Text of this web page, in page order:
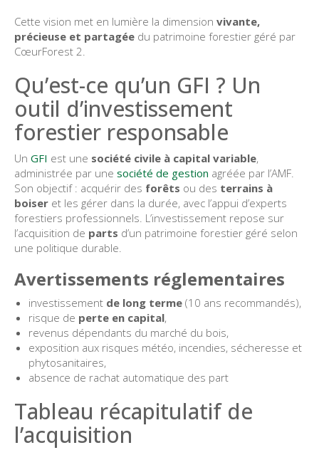
Cette vision met en lumière la dimension vivante,
précieuse et partagée du patrimoine forestier géré par
CœurForest 2.
Qu’est-ce qu’un GFI ? Un
outil d’investissement
forestier responsable
Un GFI est une société civile à capital variable,
administrée par une société de gestion agréée par l’AMF.
Son objectif : acquérir des forêts ou des terrains à
boiser et les gérer dans la durée, avec l’appui d’experts
forestiers professionnels. L’investissement repose sur
l’acquisition de parts d’un patrimoine forestier géré selon
une politique durable.
Avertissements réglementaires
investissement de long terme (10 ans recommandés),
risque de perte en capital,
revenus dépendants du marché du bois,
exposition aux risques météo, incendies, sécheresse et
phytosanitaires,
absence de rachat automatique des part
Tableau récapitulatif de
l’acquisition